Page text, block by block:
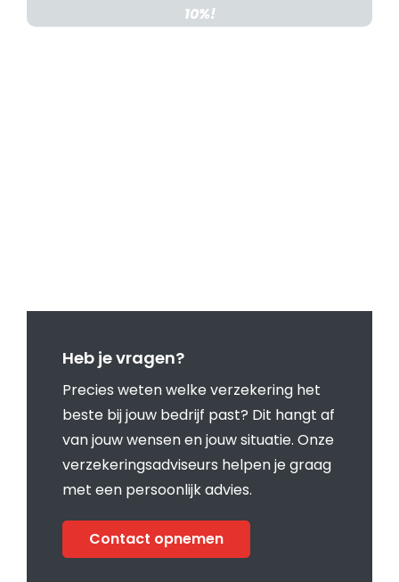
10%!
Heb je vragen?
Precies weten welke verzekering het
beste bij jouw bedrijf past? Dit hangt af
van jouw wensen en jouw situatie. Onze
verzekeringsadviseurs helpen je graag
met een persoonlijk advies.
Contact opnemen